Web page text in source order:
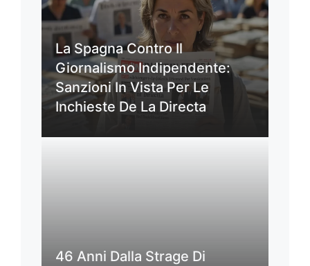
La Spagna Contro Il
Giornalismo Indipendente:
Sanzioni In Vista Per Le
Inchieste De La Directa
46 Anni Dalla Strage Di